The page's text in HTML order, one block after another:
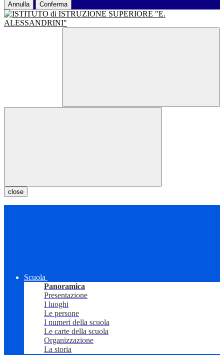
Annulla Conferma
close
Scuola
Panoramica
Presentazione
I luoghi
Le persone
I numeri della scuola
Le carte della scuola
Organizzazione
La storia